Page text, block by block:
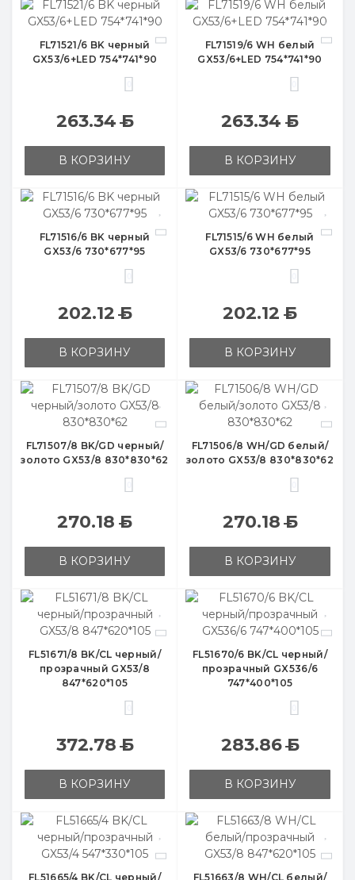
FL71521/6 BK черный
GX53/6+LED 754*741*90
263.34Б
В КОРЗИНУ
FL71519/6 WH белый
GX53/6+LED 754*741*90
263.34Б
В КОРЗИНУ
FL71516/6 BK черный
GX53/6 730*677*95
202.12Б
В КОРЗИНУ
FL71515/6 WH белый
GX53/6 730*677*95
202.12Б
В КОРЗИНУ
FL71507/8 BK/GD черный/
золото GX53/8 830*830*62
270.18Б
В КОРЗИНУ
FL71506/8 WH/GD белый/
золото GX53/8 830*830*62
270.18Б
В КОРЗИНУ
FL51671/8 BK/CL черный/
прозрачный GX53/8
847*620*105
372.78Б
В КОРЗИНУ
FL51670/6 BK/CL черный/
прозрачный GX536/6
747*400*105
283.86Б
В КОРЗИНУ
FL51665/4 BK/CL черный/
FL51663/8 WH/CL белый/